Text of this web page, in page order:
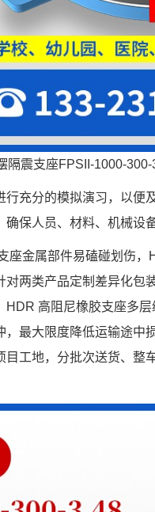
隔震支座FPSII-1000-300-
行充分的模拟演习，以便
确保人员、材料、机械设
座金属部件易磕碰划伤
两类产品定制差异化包
HDR 高阻尼橡胶支座多
最大限度降低运输途中
工地，分批次送货、整